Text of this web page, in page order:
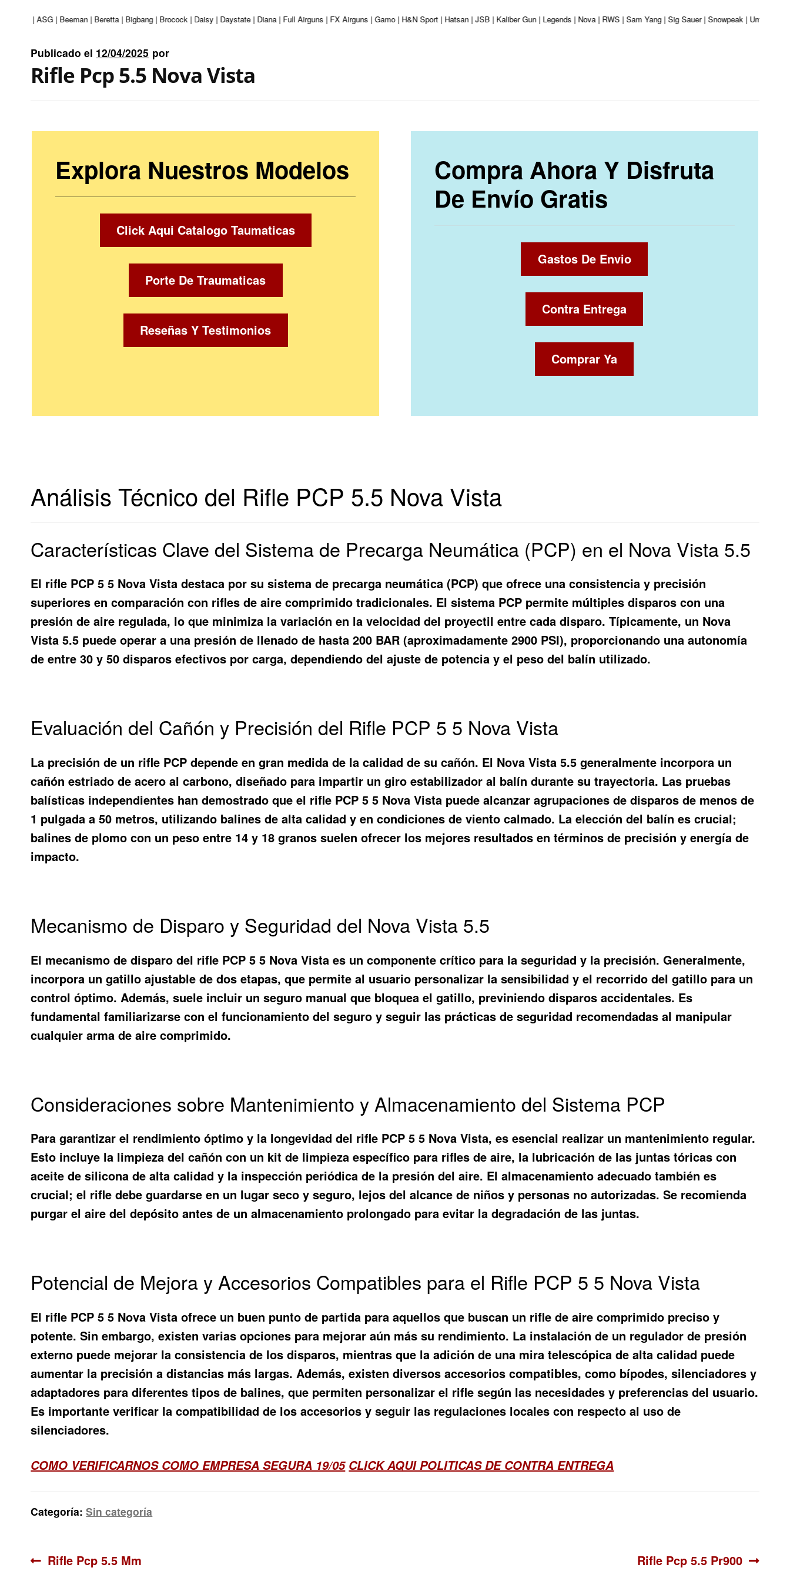
| ASG | Beeman | Beretta | Bigbang | Brocock | Daisy | Daystate | Diana | Full Airguns | FX Airguns | Gamo | H&N Sport | Hatsan | JSB | Kaliber Gun | Legends | Nova | RWS | Sam Yang | Sig Sauer | Snowpeak | Umarex |
Publicado el 12/04/2025 por
Rifle Pcp 5.5 Nova Vista
Explora Nuestros Modelos
Click Aqui Catalogo Taumaticas
Porte De Traumaticas
Reseñas Y Testimonios
Compra Ahora Y Disfruta
De Envío Gratis
Gastos De Envio
Contra Entrega
Comprar Ya
Análisis Técnico del Rifle PCP 5.5 Nova Vista
Características Clave del Sistema de Precarga Neumática (PCP) en el Nova Vista 5.5
El rifle PCP 5 5 Nova Vista destaca por su sistema de precarga neumática (PCP) que ofrece una consistencia y precisión
superiores en comparación con rifles de aire comprimido tradicionales. El sistema PCP permite múltiples disparos con una
presión de aire regulada, lo que minimiza la variación en la velocidad del proyectil entre cada disparo. Típicamente, un Nova
Vista 5.5 puede operar a una presión de llenado de hasta 200 BAR (aproximadamente 2900 PSI), proporcionando una autonomía
de entre 30 y 50 disparos efectivos por carga, dependiendo del ajuste de potencia y el peso del balín utilizado.
Evaluación del Cañón y Precisión del Rifle PCP 5 5 Nova Vista
La precisión de un rifle PCP depende en gran medida de la calidad de su cañón. El Nova Vista 5.5 generalmente incorpora un
cañón estriado de acero al carbono, diseñado para impartir un giro estabilizador al balín durante su trayectoria. Las pruebas
balísticas independientes han demostrado que el rifle PCP 5 5 Nova Vista puede alcanzar agrupaciones de disparos de menos de
1 pulgada a 50 metros, utilizando balines de alta calidad y en condiciones de viento calmado. La elección del balín es crucial;
balines de plomo con un peso entre 14 y 18 granos suelen ofrecer los mejores resultados en términos de precisión y energía de
impacto.
Mecanismo de Disparo y Seguridad del Nova Vista 5.5
El mecanismo de disparo del rifle PCP 5 5 Nova Vista es un componente crítico para la seguridad y la precisión. Generalmente,
incorpora un gatillo ajustable de dos etapas, que permite al usuario personalizar la sensibilidad y el recorrido del gatillo para un
control óptimo. Además, suele incluir un seguro manual que bloquea el gatillo, previniendo disparos accidentales. Es
fundamental familiarizarse con el funcionamiento del seguro y seguir las prácticas de seguridad recomendadas al manipular
cualquier arma de aire comprimido.
Consideraciones sobre Mantenimiento y Almacenamiento del Sistema PCP
Para garantizar el rendimiento óptimo y la longevidad del rifle PCP 5 5 Nova Vista, es esencial realizar un mantenimiento regular.
Esto incluye la limpieza del cañón con un kit de limpieza específico para rifles de aire, la lubricación de las juntas tóricas con
aceite de silicona de alta calidad y la inspección periódica de la presión del aire. El almacenamiento adecuado también es
crucial; el rifle debe guardarse en un lugar seco y seguro, lejos del alcance de niños y personas no autorizadas. Se recomienda
purgar el aire del depósito antes de un almacenamiento prolongado para evitar la degradación de las juntas.
Potencial de Mejora y Accesorios Compatibles para el Rifle PCP 5 5 Nova Vista
El rifle PCP 5 5 Nova Vista ofrece un buen punto de partida para aquellos que buscan un rifle de aire comprimido preciso y
potente. Sin embargo, existen varias opciones para mejorar aún más su rendimiento. La instalación de un regulador de presión
externo puede mejorar la consistencia de los disparos, mientras que la adición de una mira telescópica de alta calidad puede
aumentar la precisión a distancias más largas. Además, existen diversos accesorios compatibles, como bípodes, silenciadores y
adaptadores para diferentes tipos de balines, que permiten personalizar el rifle según las necesidades y preferencias del usuario.
Es importante verificar la compatibilidad de los accesorios y seguir las regulaciones locales con respecto al uso de
silenciadores.
COMO VERIFICARNOS COMO EMPRESA SEGURA 19/05 CLICK AQUI POLITICAS DE CONTRA ENTREGA
Categoría:Sin categoría
Navegación
Anterior:
Rifle Pcp 5.5 Mm Siguiente:
Rifle Pcp 5.5 Pr900